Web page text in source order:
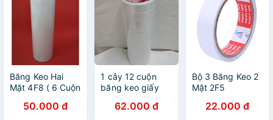
Băng Keo Hai
Mặt 4F8 ( 6 Cuộn
50.000 đ
1 cây 12 cuộn
băng keo giấy
2F4*12yard
62.000 đ
Bộ 3 Băng Keo 2
Mặt 2F5
22.000 đ